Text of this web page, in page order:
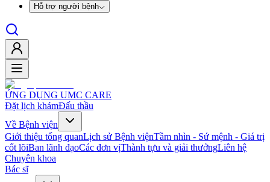
Hỗ trợ người bệnh
ỨNG DỤNG UMC CARE
Đặt lịch khámĐấu thầu
Về Bệnh viện
Giới thiệu tổng quanLịch sử Bệnh việnTầm nhìn - Sứ mệnh - Giá trị
cốt lõiBan lãnh đạoCác đơn vịThành tựu và giải thưởngLiên hệ
Chuyên khoa
Bác sĩ